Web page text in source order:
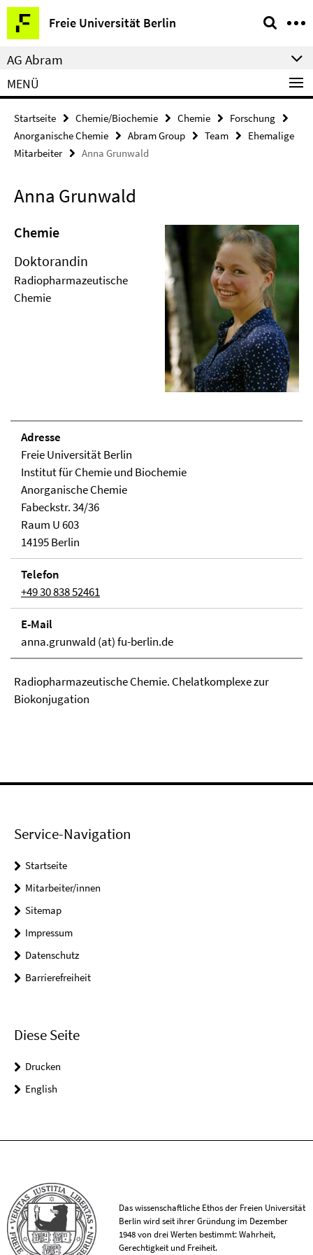
Springe
direkt
zu
Inhalt
Freie Universität Berlin
Service-
Navigation
AG Abram
MENÜ
Startseite Chemie/Biochemie Chemie
Forschung
Anorganische Chemie
Abram Group Team
Ehemalige
Mitarbeiter
Anna Grunwald
Anna Grunwald
Chemie
Doktorandin
Radiopharmazeutische
Chemie
Adresse
Freie Universität Berlin
Institut für Chemie und Biochemie
Anorganische Chemie
Fabeckstr. 34/36
Raum U 603
14195 Berlin
Telefon
+49 30 838 52461
E-Mail
anna.grunwald (at) fu-berlin.de
Radiopharmazeutische Chemie. Chelatkomplexe zur
Biokonjugation
Service-Navigation
Startseite
Mitarbeiter/innen
Sitemap
Impressum
Datenschutz
Barrierefreiheit
Diese Seite
Drucken
English
Das wissenschaftliche Ethos der Freien Universität
Berlin wird seit ihrer Gründung im Dezember
1948 von drei Werten bestimmt: Wahrheit,
Gerechtigkeit und Freiheit.